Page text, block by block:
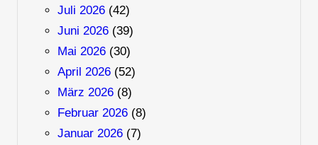
Juli 2026(42)
Juni 2026(39)
Mai 2026(30)
April 2026(52)
März 2026(8)
Februar 2026(8)
Januar 2026(7)